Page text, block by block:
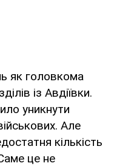
як головкома
із Авдіївки.
уникнути
Але
кількість
це не